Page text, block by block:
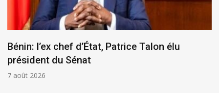
Bénin: l’ex chef d’État, Patrice Talon élu
président du Sénat
7 août 2026